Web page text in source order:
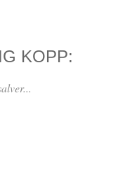
KOPP: